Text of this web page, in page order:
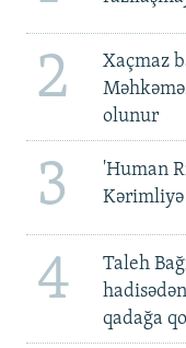
2
Xaçmaz
olunur
3
'Human
Kərimliyə
4
Taleh
qadağa